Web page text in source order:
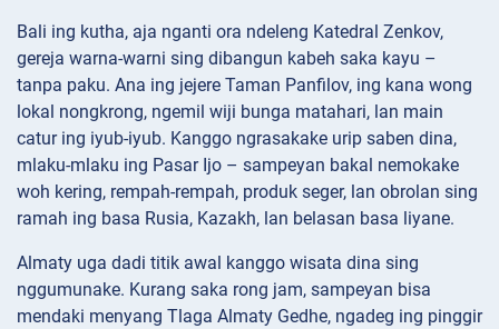
Bali ing kutha, aja nganti ora ndeleng Katedral Zenkov,
gereja warna-warni sing dibangun kabeh saka kayu –
tanpa paku. Ana ing jejere Taman Panfilov, ing kana wong
lokal nongkrong, ngemil wiji bunga matahari, lan main
catur ing iyub-iyub. Kanggo ngrasakake urip saben dina,
mlaku-mlaku ing Pasar Ijo – sampeyan bakal nemokake
woh kering, rempah-rempah, produk seger, lan obrolan sing
ramah ing basa Rusia, Kazakh, lan belasan basa liyane.
Almaty uga dadi titik awal kanggo wisata dina sing
nggumunake. Kurang saka rong jam, sampeyan bisa
mendaki menyang Tlaga Almaty Gedhe, ngadeg ing pinggir